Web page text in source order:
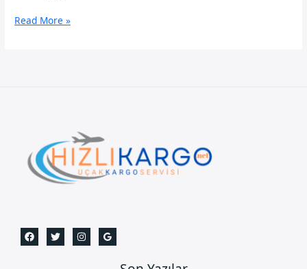
Nijer
Read More »